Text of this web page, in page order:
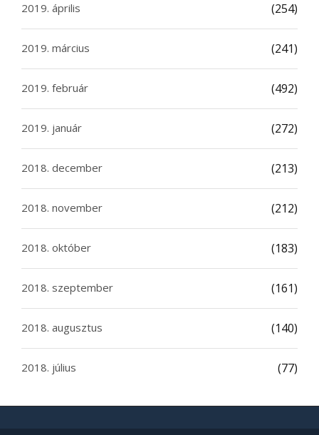
2019. április (254)
2019. március (241)
2019. február (492)
2019. január (272)
2018. december (213)
2018. november (212)
2018. október (183)
2018. szeptember (161)
2018. augusztus (140)
2018. július (77)